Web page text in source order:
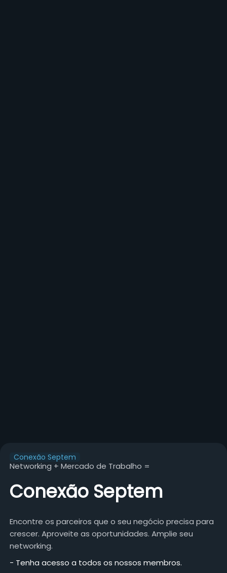
Conexão Septem
Networking + Mercado de Trabalho =
Conexão Septem
Encontre os parceiros que o seu negócio precisa para
crescer. Aproveite as oportunidades. Amplie seu
networking.
- Tenha acesso a todos os nossos membros.